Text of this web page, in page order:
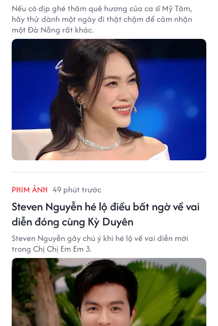
Nếu có dịp ghé thăm quê hương của ca sĩ Mỹ Tâm,
hãy thử dành một ngày đi thật chậm để cảm nhận
một Đà Nẵng rất khác.
PHIM ẢNH 49 phút trước
Steven Nguyễn hé lộ điều bất ngờ về vai
diễn đóng cùng Kỳ Duyên
Steven Nguyễn gây chú ý khi hé lộ về vai diễn mới
trong Chị Chị Em Em 3.